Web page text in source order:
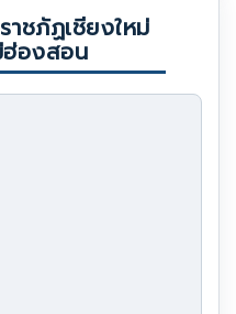
าชภัฏเชียงใหม่
ฮ่องสอน